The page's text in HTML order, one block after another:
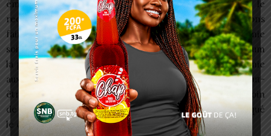
émotionnellement mature. D’emblée, je ne le
recommande pas aux jeunes, car aujourd’hui, nous voulons
faire développer l’économie. Donc pour que l’économie
soit développée, il faut que les jeunes évitent au maximum
la polygamie. En résumé, je ne conseille pas la polygamie
aux personnes qui vivent dans les milieux urbains. Peut-
être ceux qui sont dans les milieux ruraux ou qui ont besoin
de bras valides pour développer leur économie », a indiqué
le coach AFOUDJI.